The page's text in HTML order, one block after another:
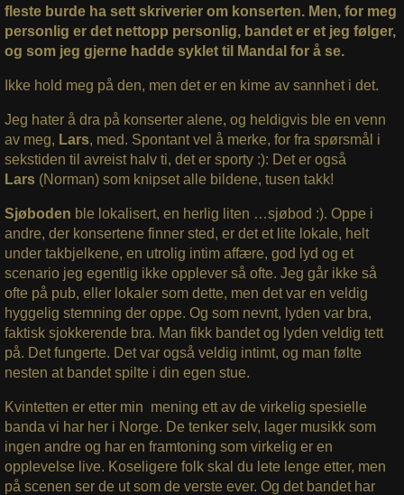
fleste burde ha sett skriverier om konserten. Men, for meg
personlig er det nettopp personlig, bandet er et jeg følger,
og som jeg gjerne hadde syklet til Mandal for å se.
Ikke hold meg på den, men det er en kime av sannhet i det.
Jeg hater å dra på konserter alene, og heldigvis ble en venn
av meg, Lars, med. Spontant vel å merke, for fra spørsmål i
sekstiden til avreist halv ti, det er sporty :): Det er også
Lars(Norman) som knipset alle bildene, tusen takk!
Sjøboden ble lokalisert, en herlig liten …sjøbod :). Oppe i
andre, der konsertene finner sted, er det et lite lokale, helt
under takbjelkene, en utrolig intim affære, god lyd og et
scenario jeg egentlig ikke opplever så ofte. Jeg går ikke så
ofte på pub, eller lokaler som dette, men det var en veldig
hyggelig stemning der oppe. Og som nevnt, lyden var bra,
faktisk sjokkerende bra. Man fikk bandet og lyden veldig tett
på. Det fungerte. Det var også veldig intimt, og man følte
nesten at bandet spilte i din egen stue.
Kvintetten er etter min mening ett av de virkelig spesielle
banda vi har her i Norge. De tenker selv, lager musikk som
ingen andre og har en framtoning som virkelig er en
opplevelse live. Koseligere folk skal du lete lenge etter, men
på scenen ser de ut som de verste ever. Og det bandet har